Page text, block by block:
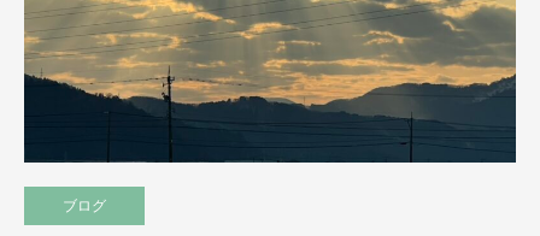
ブログ